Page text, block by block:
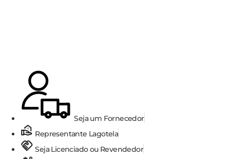
Seja um Fornecedor
Representante Lagotela
Seja Licenciado ou Revendedor